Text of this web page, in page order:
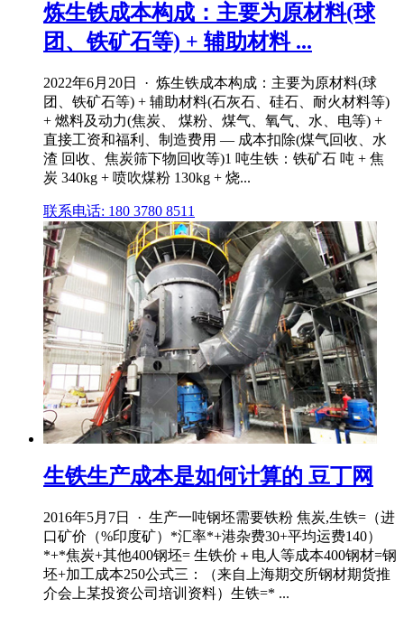
炼生铁成本构成：主要为原材料(球
团、铁矿石等) + 辅助材料 ...
2022年6月20日 · 炼生铁成本构成：主要为原材料(球
团、铁矿石等) + 辅助材料(石灰石、硅石、耐火材料等)
+ 燃料及动力(焦炭、 煤粉、煤气、氧气、水、电等) +
直接工资和福利、制造费用 — 成本扣除(煤气回收、水
渣 回收、焦炭筛下物回收等)1 吨生铁：铁矿石 吨 + 焦
炭 340kg + 喷吹煤粉 130kg + 烧...
联系电话: 180 3780 8511
生铁生产成本是如何计算的 豆丁网
2016年5月7日 · 生产一吨钢坯需要铁粉 焦炭,生铁=（进
口矿价（%印度矿）*汇率*+港杂费30+平均运费140）
*+*焦炭+其他400钢坯= 生铁价＋电人等成本400钢材=钢
坯+加工成本250公式三：（来自上海期交所钢材期货推
介会上某投资公司培训资料）生铁=* ...